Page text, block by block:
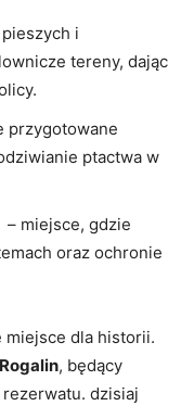
i
⁢tereny, dając
przygotowane
ptactwa w
​ – miejsce, gdzie
oraz ochronie
miejsce dla⁢ historii.
, będący
dzisiaj